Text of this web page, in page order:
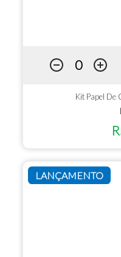
Kit Papel De
LANÇAMENTO